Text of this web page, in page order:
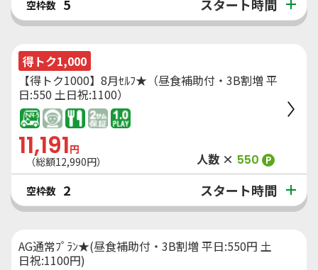
空枠数 5 スタート時間
得トク1,000
【得トク1000】8月ｾﾙﾌ★（昼食補助付・3B割増 平
日:550 土日祝:1100）
11,191円
（総額12,990円） 人数 × 550 P
空枠数 2 スタート時間
AG通常ﾌﾟﾗﾝ★(昼食補助付・3B割増 平日:550円 土
日祝:1100円)